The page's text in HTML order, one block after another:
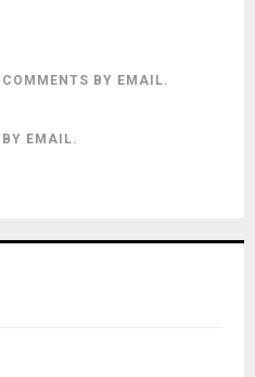
BY EMAIL.
EMAIL.